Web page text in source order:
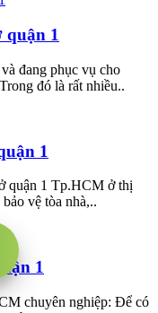
quận 1
đang phục vụ cho
đó là rất nhiều..
1
quận 1 Tp.HCM ở thị
vệ tòa nhà,..
1
chuyên nghiệp: Để có